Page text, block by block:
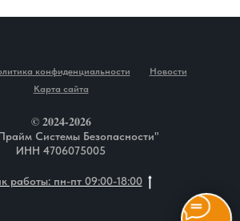
конфиденциальности
Новости
Карта сайта
© 2024-2026
Системы Безопасности"
ИНН 4706075005
работы: пн-пт 09:00-18:00